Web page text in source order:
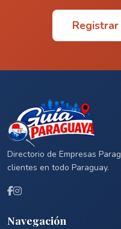
Directorio de Empresas
clientes en todo Paraguay.
Navegación